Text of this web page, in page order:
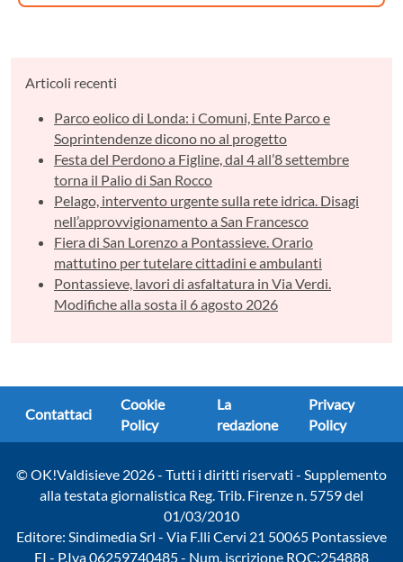
Articoli recenti
Parco eolico di Londa: i Comuni, Ente Parco e
Soprintendenze dicono no al progetto
Festa del Perdono a Figline, dal 4 all’8 settembre
torna il Palio di San Rocco
Pelago, intervento urgente sulla rete idrica. Disagi
nell’approvvigionamento a San Francesco
Fiera di San Lorenzo a Pontassieve. Orario
mattutino per tutelare cittadini e ambulanti
Pontassieve, lavori di asfaltatura in Via Verdi.
Modifiche alla sosta il 6 agosto 2026
Contattaci
Cookie
Policy
La
redazione
Privacy
Policy
© OK!Valdisieve 2026 - Tutti i diritti riservati - Supplemento
alla testata giornalistica Reg. Trib. Firenze n. 5759 del
01/03/2010
Editore: Sindimedia Srl - Via F.lli Cervi 21 50065 Pontassieve
FI - P.Iva 06259740485 - Num. iscrizione ROC:254888